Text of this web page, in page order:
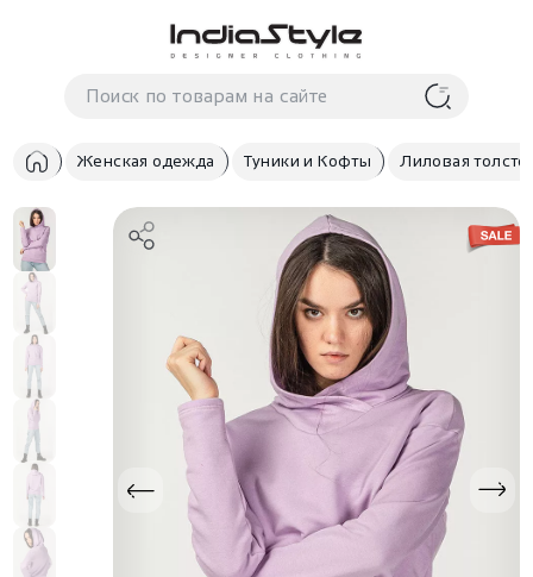
Корзина
В корзиненеттоваров
Корзина покупок пуста..
Женская одежда Туники и Кофты Лиловая